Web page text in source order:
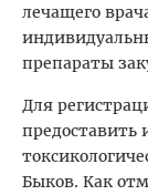
лечащего
препараты
Для
предоставить
Быков. Как